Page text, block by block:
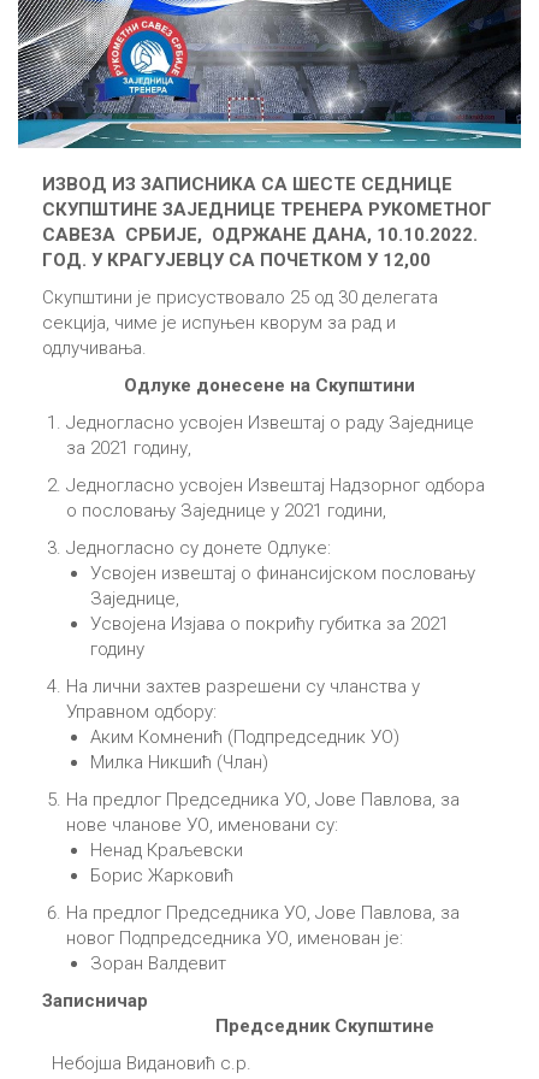
ИЗВОД ИЗ ЗАПИСНИКА СА ШЕСТЕ СЕДНИЦЕ
СКУПШТИНЕ ЗАЈЕДНИЦЕ ТРЕНЕРА РУКОМЕТНОГ
САВЕЗА СРБИЈЕ, ОДРЖАНЕ ДАНА, 10.10.2022.
ГОД. У КРАГУЈЕВЦУСА ПОЧЕТКОМ У 12,00
Скупштини је присуствовало 25 од 30 делегата
секција, чиме је испуњен кворум за рад и
одлучивања.
Одлуке донесене на Скупштини
Једногласно усвојен Извештај о раду Заједнице
за 2021 годину,
Једногласно усвојен Извештај Надзорног одбора
о пословању Заједнице у 2021 години,
Једногласно су донете Одлуке:
Усвојен извештај о финансијском пословању
Заједнице,
Усвојена Изјава о покрићу губитка за 2021
годину
На лични захтев разрешени су чланства у
Управном одбору:
Аким Комненић (Подпредседник УО)
Милка Никшић (Члан)
На предлог Председника УО, Јове Павлова, за
нове чланове УО, именовани су:
Ненад Краљевски
Борис Жарковић
На предлог Председника УО, Јове Павлова, за
новог Подпредседника УО, именован је:
Зоран Валдевит
Записничар
Председник Скупштине
Небојша Видановић с.р.